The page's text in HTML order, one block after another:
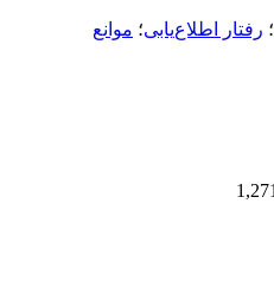
؛ رفتار اطلاع‌یابی؛ موانع